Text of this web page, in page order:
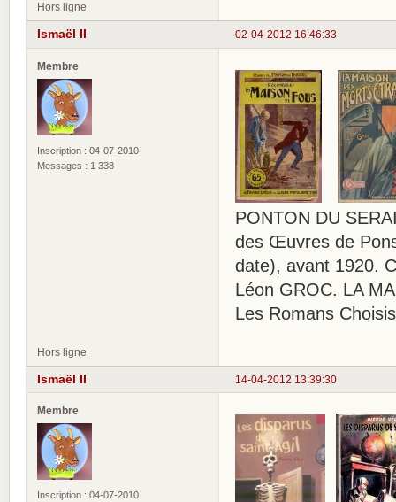
Hors ligne
02-04-2012 16:46:33
Ismaël II
Membre
Inscription : 04-07-2010
Messages : 1 338
PONTON DU
des Œuvres de
date), avant 1920.
Léon GROC. LA
Les Romans
Hors ligne
14-04-2012 13:39:30
Ismaël II
Membre
Inscription : 04-07-2010